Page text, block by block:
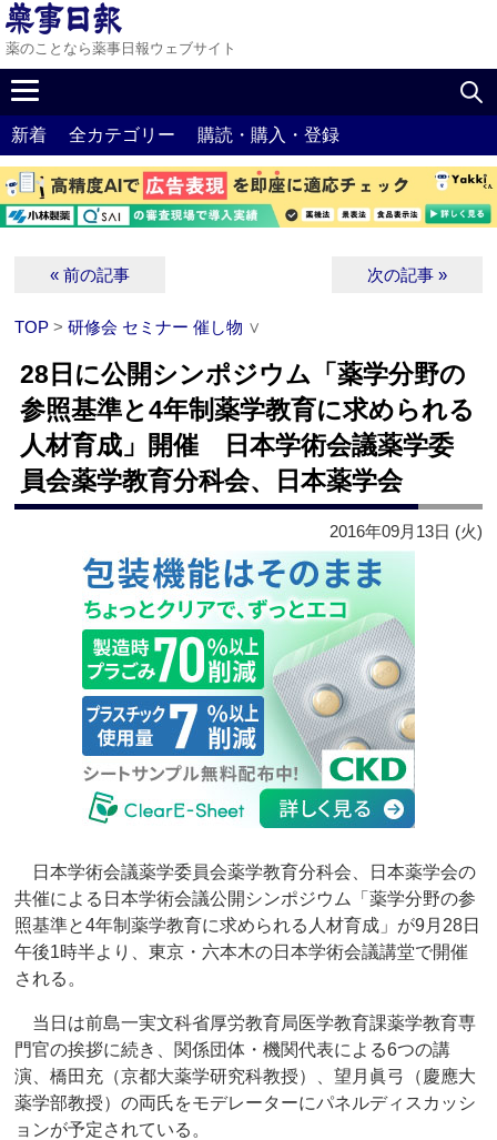
薬のことなら薬事日報ウェブサイト
新着 全カテゴリー 購読・購入・登録
« 前の記事 次の記事 »
TOP >研修会 セミナー 催し物 ∨
28日に公開シンポジウム「薬学分野の
参照基準と4年制薬学教育に求められる
人材育成」開催 日本学術会議薬学委
員会薬学教育分科会、日本薬学会
2016年09月13日 (火)
日本学術会議薬学委員会薬学教育分科会、日本薬学会の
共催による日本学術会議公開シンポジウム「薬学分野の参
照基準と4年制薬学教育に求められる人材育成」が9月28日
午後1時半より、東京・六本木の日本学術会議講堂で開催
される。
当日は前島一実文科省厚労教育局医学教育課薬学教育専
門官の挨拶に続き、関係団体・機関代表による6つの講
演、橋田充（京都大薬学研究科教授）、望月眞弓（慶應大
薬学部教授）の両氏をモデレーターにパネルディスカッシ
ョンが予定されている。